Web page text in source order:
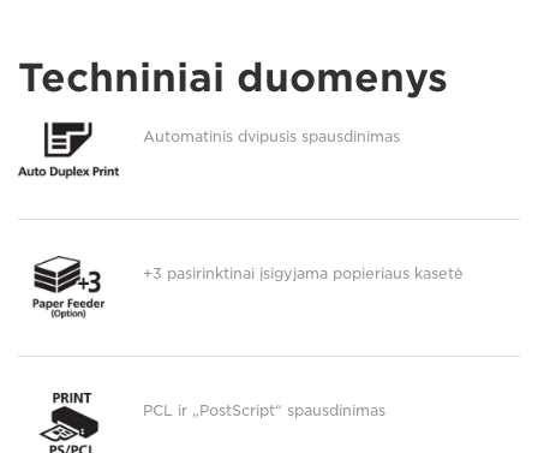
Techniniai duomenys
Automatinis dvipusis spausdinimas
+3 pasirinktinai įsigyjama popieriaus kasetė
PCL ir „PostScript“ spausdinimas